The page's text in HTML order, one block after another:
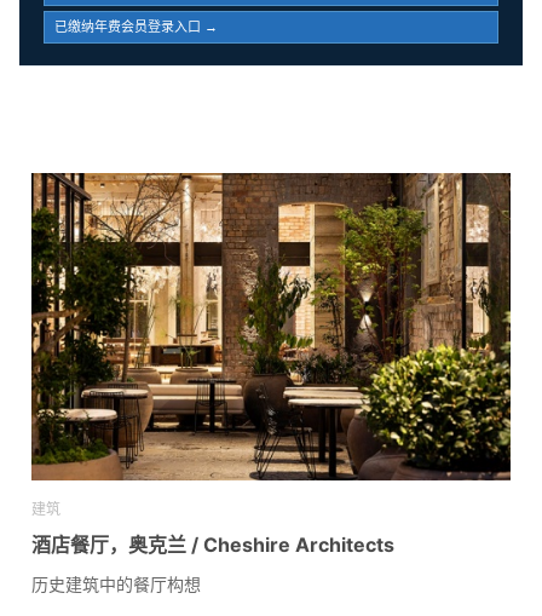
已缴纳年费会员登录入口 →
建筑
酒店餐厅，奥克兰 / Cheshire Architects
历史建筑中的餐厅构想